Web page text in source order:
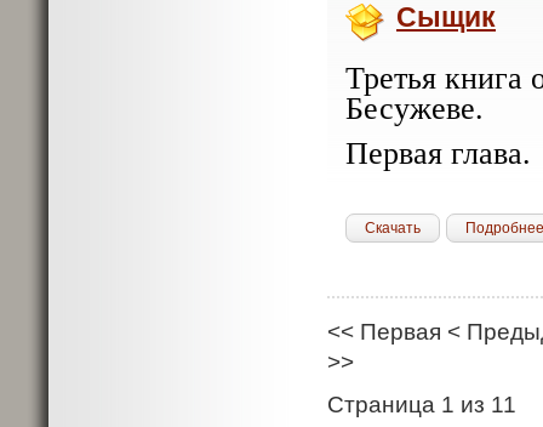
Сыщик
Третья книга
Бесужеве.
Первая глава.
Скачать Подробнее
<< Первая <
>>
Страница 1 из 11